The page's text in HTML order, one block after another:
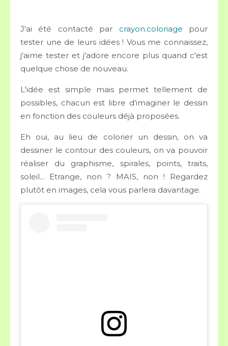
J'ai été contacté par crayon.coloriage pour
tester une de leurs idées ! Vous me connaissez,
j'aime tester et j'adore encore plus quand c'est
quelque chose de nouveau.
L'idée est simple mais permet tellement de
possibles, chacun est libre d'imaginer le dessin
en fonction des couleurs déjà proposées.
Eh oui, au lieu de colorier un dessin, on va
dessiner le contour des couleurs, on va pouvoir
réaliser du graphisme, spirales, points, traits,
soleil... Etrange, non ? MAIS, non ! Regardez
plutôt en images, cela vous parlera davantage.